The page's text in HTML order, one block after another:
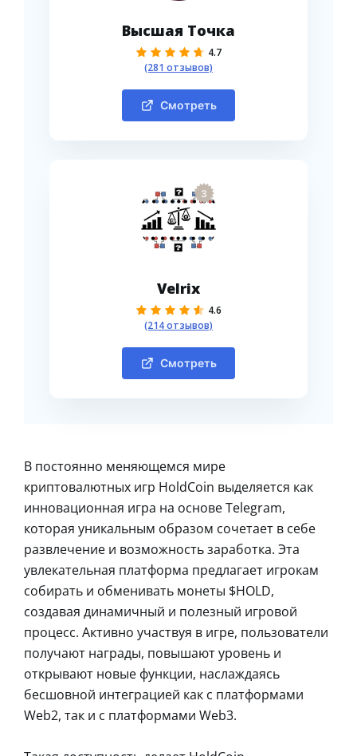
Высшая Точка
4.7
(281 отзывов)
Смотреть
3
Velrix
4.6
(214 отзывов)
Смотреть
В постоянно меняющемся мире
криптовалютных игр HoldCoin выделяется как
инновационная игра на основе Telegram,
которая уникальным образом сочетает в себе
развлечение и возможность заработка. Эта
увлекательная платформа предлагает игрокам
собирать и обменивать монеты $HOLD,
создавая динамичный и полезный игровой
процесс. Активно участвуя в игре, пользователи
получают награды, повышают уровень и
открывают новые функции, наслаждаясь
бесшовной интеграцией как с платформами
Web2, так и с платформами Web3.